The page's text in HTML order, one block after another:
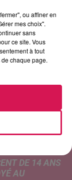
ET RISQUE
estival
concerne nos
3 août. Entre
et un risque
DE 14 ANS
AU
ou affiner en
mes choix".
sans
ce site. Vous
à tout
chaque page.